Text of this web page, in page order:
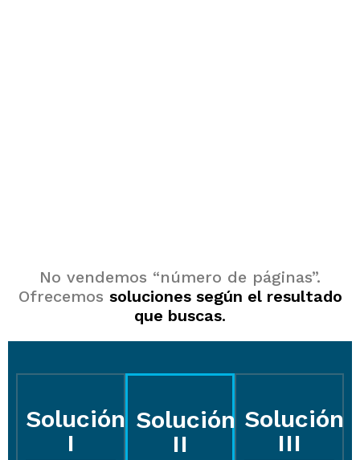
No vendemos “número de páginas”.
Ofrecemos soluciones según el resultado
que buscas.
Solución
I
Solución
II
Solución
III